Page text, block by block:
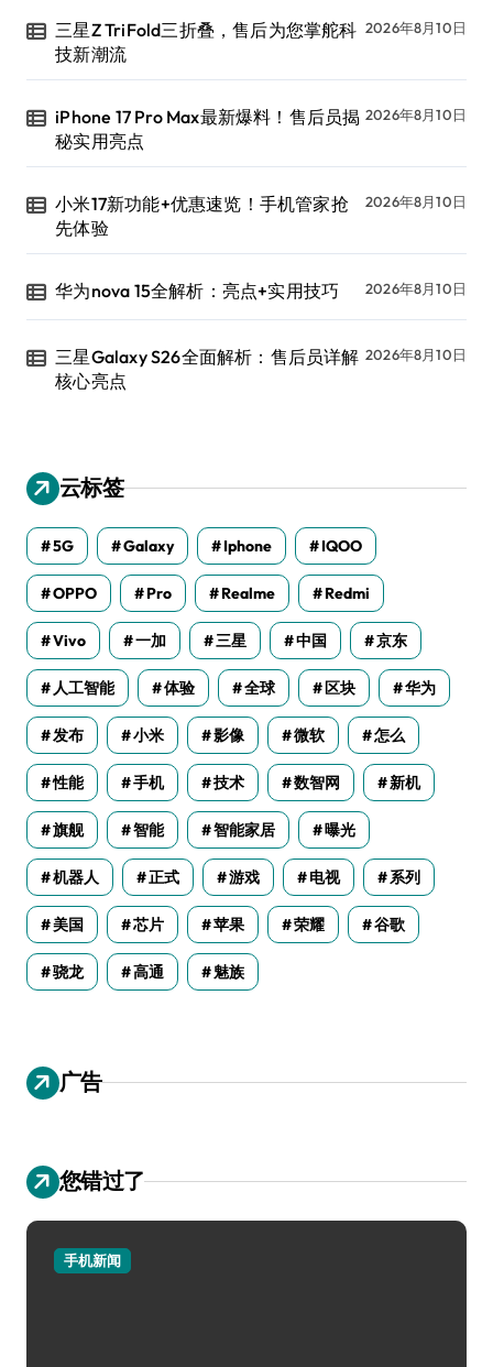
三星Z TriFold三折叠，售后为您掌舵科
技新潮流
2026年8月10日
iPhone 17 Pro Max最新爆料！售后员揭
秘实用亮点
2026年8月10日
小米17新功能+优惠速览！手机管家抢
先体验
2026年8月10日
华为nova 15全解析：亮点+实用技巧 2026年8月10日
三星Galaxy S26全面解析：售后员详解
核心亮点
2026年8月10日
云标签
5G Galaxy Iphone IQOO
OPPO Pro Realme Redmi
Vivo 一加 三星 中国 京东
人工智能 体验 全球 区块 华为
发布 小米 影像 微软 怎么
性能 手机 技术 数智网 新机
旗舰 智能 智能家居 曝光
机器人 正式 游戏 电视 系列
美国 芯片 苹果 荣耀 谷歌
骁龙 高通 魅族
广告
您错过了
手机新闻